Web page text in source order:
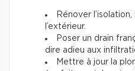
Rénover
l’extérieur.
Poser un drain
dire adieu aux
Mettre à jour la